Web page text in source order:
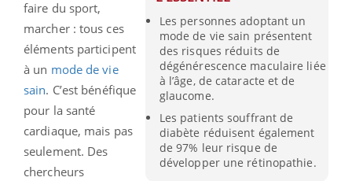
Les personnes adoptant un
mode de vie sain présentent
des risques réduits de
dégénérescence maculaire liée
à l’âge, de cataracte et de
glaucome.
Les patients souffrant de
diabète réduisent également
de 97% leur risque de
développer une rétinopathie.
faire du sport,
marcher : tous ces
éléments participent
à un mode de vie
sain. C’est bénéfique
pour la santé
cardiaque, mais pas
seulement. Des
chercheurs